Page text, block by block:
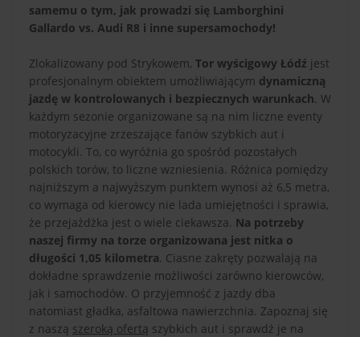
samemu o tym, jak prowadzi się Lamborghini
Gallardo vs. Audi R8 i inne supersamochody!
Zlokalizowany pod Strykowem, Tor wyścigowy Łódź jest
profesjonalnym obiektem umożliwiającym dynamiczną
jazdę w kontrolowanych i bezpiecznych warunkach. W
każdym sezonie organizowane są na nim liczne eventy
motoryzacyjne zrzeszające fanów szybkich aut i
motocykli. To, co wyróżnia go spośród pozostałych
polskich torów, to liczne wzniesienia. Różnica pomiędzy
najniższym a najwyższym punktem wynosi aż 6,5 metra,
co wymaga od kierowcy nie lada umiejętności i sprawia,
że przejażdżka jest o wiele ciekawsza. Na potrzeby
naszej firmy na torze organizowana jest nitka o
długości 1,05 kilometra. Ciasne zakręty pozwalają na
dokładne sprawdzenie możliwości zarówno kierowców,
jak i samochodów. O przyjemność z jazdy dba
natomiast gładka, asfaltowa nawierzchnia. Zapoznaj się
z naszą szeroką ofertą szybkich aut i sprawdź je na